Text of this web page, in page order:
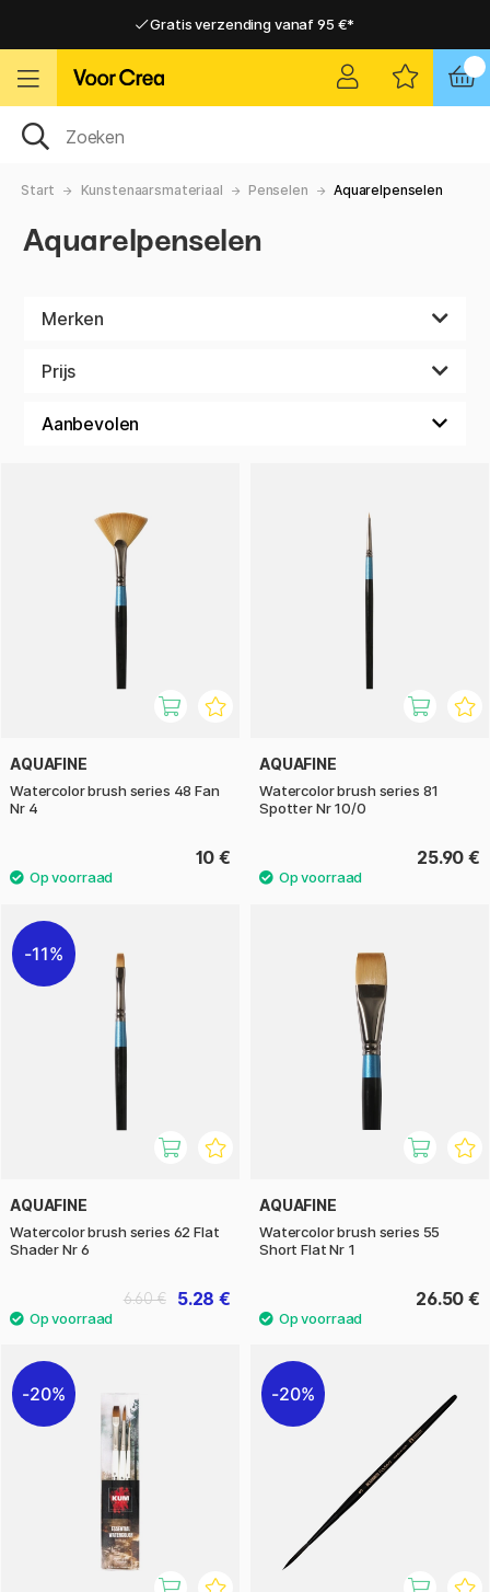
Gratis verzending vanaf 95 €*
Gratis verzending vanaf 95 €*
Start Kunstenaarsmateriaal Penselen Aquarelpenselen
Aquarelpenselen
Merken
Prijs
AQUAFINE
Watercolor brush series 48 Fan
Nr 4
10 €
AQUAFINE
Watercolor brush series 81
Spotter Nr 10/0
25.90 €
11%
AQUAFINE
Watercolor brush series 62 Flat
Shader Nr 6
5.28 €
6.60 €
AQUAFINE
Watercolor brush series 55
Short Flat Nr 1
26.50 €
20% 20%